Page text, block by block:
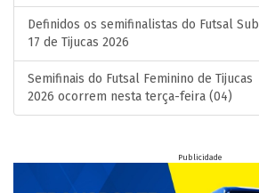
Definidos os semifinalistas do Futsal Sub
17 de Tijucas 2026
Semifinais do Futsal Feminino de Tijucas
2026 ocorrem nesta terça-feira (04)
Publicidade